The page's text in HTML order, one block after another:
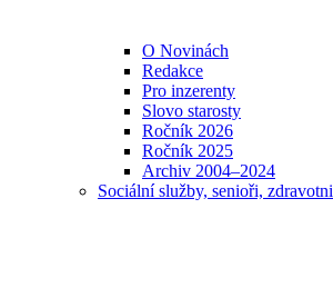
O Novinách
Redakce
Pro inzerenty
Slovo starosty
Ročník 2026
Ročník 2025
Archiv 2004–2024
Sociální služby, senioři,